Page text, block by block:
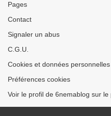
Pages
Contact
Signaler un abus
C.G.U.
Cookies et données personnelles
Préférences cookies
Voir le profil de 6nemablog sur le